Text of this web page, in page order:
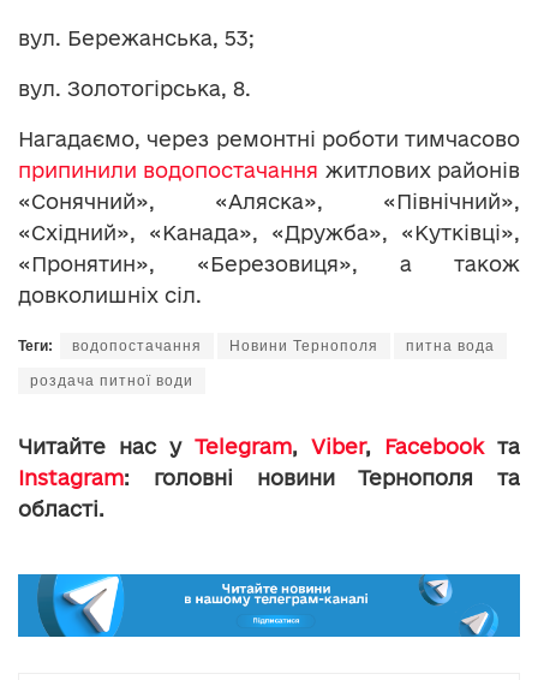
вул. Бережанська, 53;
вул. Золотогірська, 8.
Нагадаємо, через ремонтні роботи тимчасово
припинили водопостачання житлових районів
«Сонячний», «Аляска», «Північний»,
«Східний», «Канада», «Дружба», «Кутківці»,
«Пронятин», «Березовиця», а також
довколишніх сіл.
Теги: водопостачання Новини Тернополя питна вода
роздача питної води
Читайте нас у Telegram, Viber, Facebookта
Instagram: головні новини Тернополя та
області.